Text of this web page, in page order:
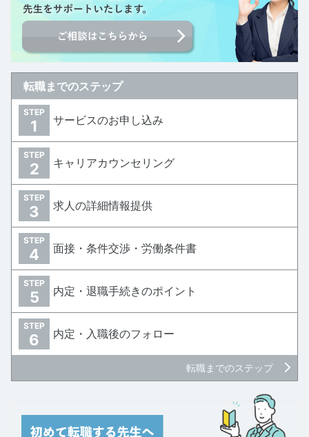
転職までのステップ
STEP
1 サービスのお申し込み
STEP
2 キャリアカウンセリング
STEP
3 求人の詳細情報提供
STEP
4 面接・条件交渉・労働条件書
STEP
5 内定・退職手続きのポイント
STEP
6 内定・入職後のフォロー
転職までのステップ